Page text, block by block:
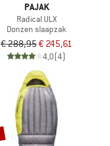
PAJAK
Radical ULX
Donzen slaapzak
€ 288,95€ 245,61
4,0(4)